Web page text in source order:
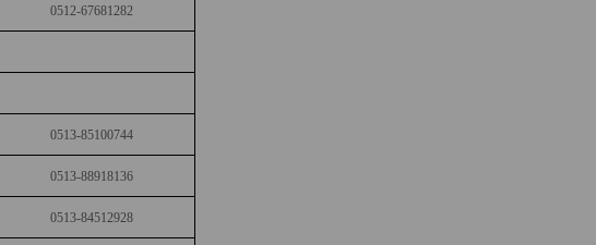
0512-67681282
0513-85100744
0513-88918136
0513-84512928